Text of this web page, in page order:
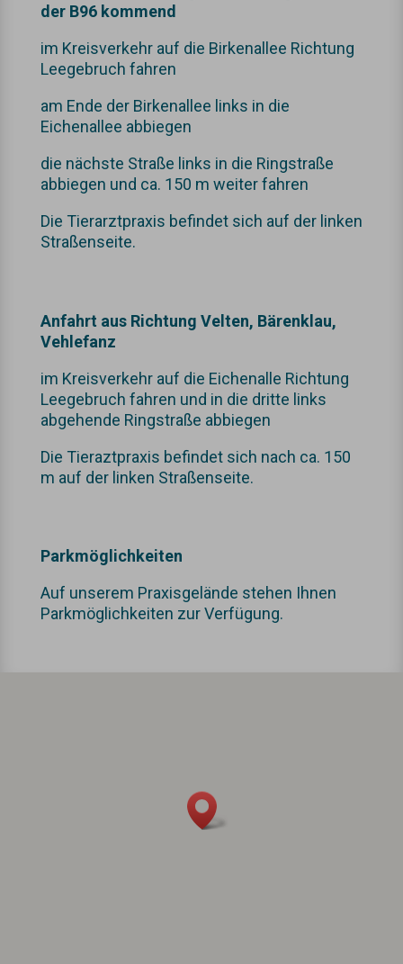
der B96 kommend
im Kreisverkehr auf die Birkenallee Richtung
Leegebruch fahren
am Ende der Birkenallee links in die
Eichenallee abbiegen
die nächste Straße links in die Ringstraße
abbiegen und ca. 150 m weiter fahren
Die Tierarztpraxis befindet sich auf der linken
Straßenseite.
Anfahrt aus Richtung Velten, Bärenklau,
Vehlefanz
im Kreisverkehr auf die Eichenalle Richtung
Leegebruch fahren und in die dritte links
abgehende Ringstraße abbiegen
Die Tieraztpraxis befindet sich nach ca. 150
m auf der linken Straßenseite.
Parkmöglichkeiten
Auf unserem Praxisgelände stehen Ihnen
Parkmöglichkeiten zur Verfügung.